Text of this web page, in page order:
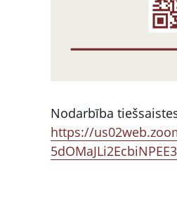
Nodarbība
https://